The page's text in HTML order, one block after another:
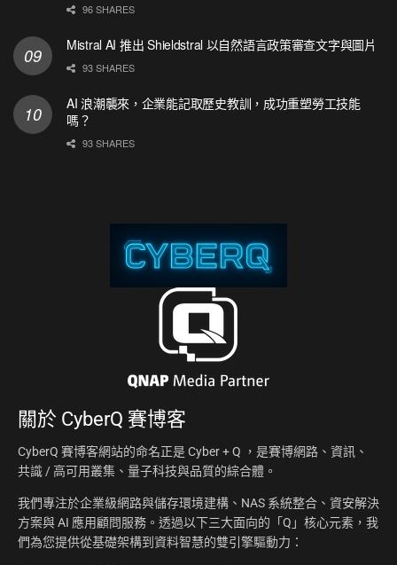
96 SHARES
Mistral AI 推出 Shieldstral 以自然語言政策審查文字與圖片
93 SHARES
AI 浪潮襲來，企業能記取歷史教訓，成功重塑勞工技能
嗎？
93 SHARES
關於 CyberQ 賽博客
CyberQ 賽博客網站的命名正是 Cyber + Q ，是賽博網路、資訊、
共識 / 高可用叢集、量子科技與品質的綜合體。
我們專注於企業級網路與儲存環境建構、NAS 系統整合、資安解決
方案與 AI 應用顧問服務。透過以下三大面向的「Q」核心元素，我
們為您提供從基礎架構到資料智慧的雙引擎驅動力：